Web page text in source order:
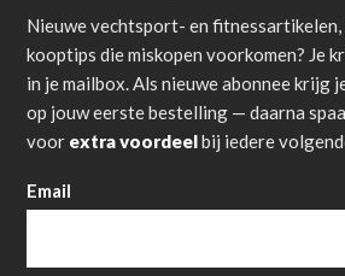
Nieuwe vechtsport- en fitnessartikelen,
kooptips die miskopen voorkomen? Je
in je mailbox. Als nieuwe abonnee krijg
op jouw eerste bestelling — daarna
voor extra voordeelbij iedere
Email